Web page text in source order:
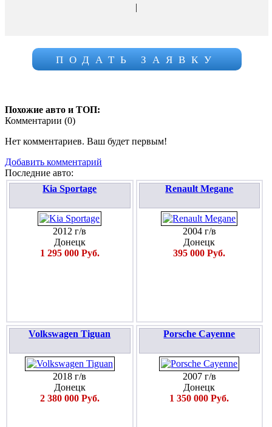
|
ПОДАТЬ ЗАЯВКУ
Похожие авто и ТОП:
Комментарии (0)
Нет комментариев. Ваш будет первым!
Добавить комментарий
Последние авто:
Kia Sportage
2012 г/в
Донецк
1 295 000 Руб.
Renault Megane
2004 г/в
Донецк
395 000 Руб.
Volkswagen Tiguan
2018 г/в
Донецк
2 380 000 Руб.
Porsche Cayenne
2007 г/в
Донецк
1 350 000 Руб.